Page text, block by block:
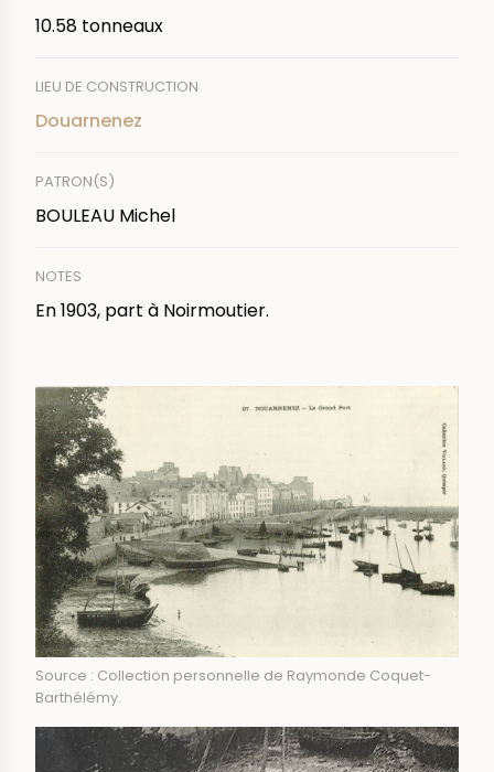
10.58 tonneaux
LIEU DE CONSTRUCTION
Douarnenez
PATRON(S)
BOULEAU Michel
NOTES
En 1903, part à Noirmoutier.
IMAGE
Source : Collection personnelle de Raymonde Coquet-
Barthélémy.